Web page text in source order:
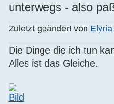
unterwegs - also
Zuletzt geändert von Elyria
Die Dinge die ich tun
Alles ist das Gleiche.